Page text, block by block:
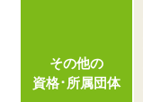
その他の
資格･所属団体